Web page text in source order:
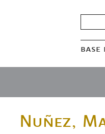
base
Nuñez,